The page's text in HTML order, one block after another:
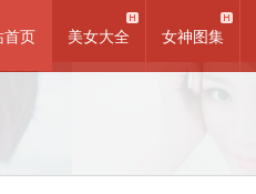
首页 美女大全 女神图集